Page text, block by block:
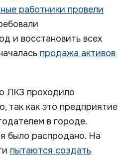
работники провели
и восстановить всех
продажа активов
ЛКЗ проходило
так как это предприятие
в городе.
было распродано. На
пытаются создать